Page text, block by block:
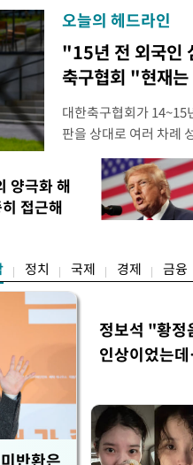
오늘의 헤드라인
"15년 전 외국인
축구협회 "현재
대한축구협회가 14~15
판을 상대로 여러 차례
구계에 따르면 국회의
년 국제심판 10여 명에
축구협회는 외국인 심
수십만원에서 많게는
양극화 해
접근해
정치 국제 경제 금융
반환은
정보석 "황정
인상이었는